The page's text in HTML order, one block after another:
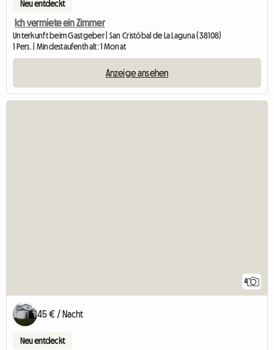
Neu entdeckt
Ich vermiete ein Zimmer
Unterkunft beim Gastgeber | San Cristóbal de La Laguna (38108)
1 Pers. | Mindestaufenthalt: 1 Monat
Anzeige ansehen
4
45 € / Nacht
Neu entdeckt